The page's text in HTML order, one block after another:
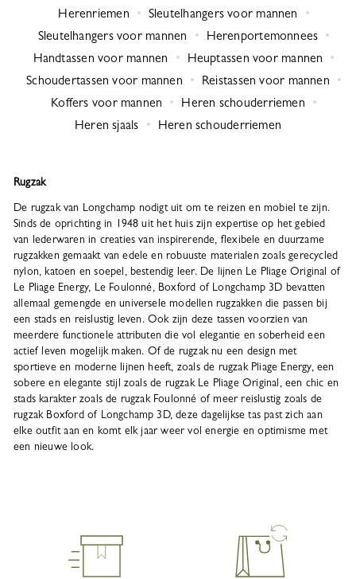
Herenriemen
Sleutelhangers voor mannen
Sleutelhangers voor mannen
Herenportemonnees
Handtassen voor mannen
Heuptassen voor mannen
Schoudertassen voor mannen
Reistassen voor mannen
Koffers voor mannen
Heren schouderriemen
Heren sjaals
Heren schouderriemen
Rugzak
De rugzak van Longchamp nodigt uit om te reizen en mobiel te zijn.
Sinds de oprichting in 1948 uit het huis zijn expertise op het gebied
van lederwaren in creaties van inspirerende, flexibele en duurzame
rugzakken gemaakt van edele en robuuste materialen zoals gerecycled
nylon, katoen en soepel, bestendig leer. De lijnen Le Pliage Original of
Le Pliage Energy, Le Foulonné, Boxford of Longchamp 3D bevatten
allemaal gemengde en universele modellen rugzakken die passen bij
een stads en reislustig leven. Ook zijn deze tassen voorzien van
meerdere functionele attributen die vol elegantie en soberheid een
actief leven mogelijk maken. Of de rugzak nu een design met
sportieve en moderne lijnen heeft, zoals de rugzak Pliage Energy, een
sobere en elegante stijl zoals de rugzak Le Pliage Original, een chic en
stads karakter zoals de rugzak Foulonné of meer reislustig zoals de
rugzak Boxford of Longchamp 3D, deze dagelijkse tas past zich aan
elke outfit aan en komt elk jaar weer vol energie en optimisme met
een nieuwe look.